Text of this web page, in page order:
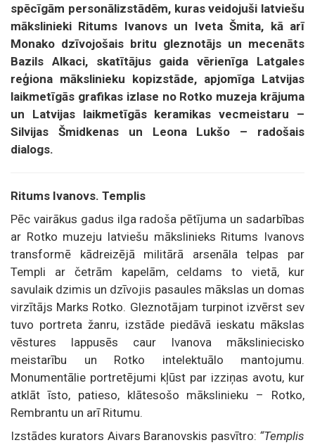
spēcīgām personālizstādēm, kuras veidojuši latviešu
mākslinieki Ritums Ivanovs un Iveta Šmita, kā arī
Monako dzīvojošais britu gleznotājs un mecenāts
Bazils Alkaci, skatītājus gaida vērienīga Latgales
reģiona mākslinieku kopizstāde, apjomīga Latvijas
laikmetīgās grafikas izlase no Rotko muzeja krājuma
un Latvijas laikmetīgās keramikas vecmeistaru –
Silvijas Šmidkenas un Leona Lukšo – radošais
dialogs.
Ritums Ivanovs. Templis
Pēc vairākus gadus ilga radoša pētījuma un sadarbības
ar Rotko muzeju latviešu mākslinieks Ritums Ivanovs
transformē kādreizējā militārā arsenāla telpas par
Templi ar četrām kapelām, celdams to vietā, kur
savulaik dzimis un dzīvojis pasaules mākslas un domas
virzītājs Marks Rotko. Gleznotājam turpinot izvērst sev
tuvo portreta žanru, izstāde piedāvā ieskatu mākslas
vēstures lappusēs caur Ivanova māksliniecisko
meistarību un Rotko intelektuālo mantojumu.
Monumentālie portretējumi kļūst par izziņas avotu, kur
atklāt īsto, patieso, klātesošo mākslinieku – Rotko,
Rembrantu un arī Ritumu.
Izstādes kurators Aivars Baranovskis pasvītro: “Templis